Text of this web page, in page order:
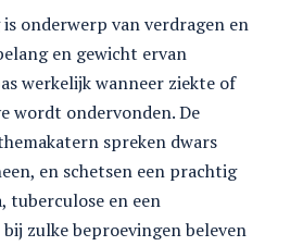
is onderwerp van verdragen en
en gewicht ervan
werkelijk wanneer ziekte of
wordt ondervonden. De
spreken dwars
en schetsen een prachtig
tuberculose en een
bij zulke beproevingen beleven